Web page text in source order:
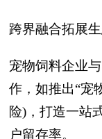
跨界融合拓展
宠物饲料企业
作，如推出“宠
险)，打造一站
户留存率。